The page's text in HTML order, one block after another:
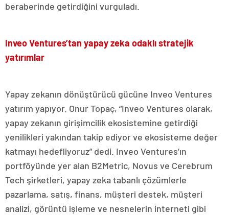
beraberinde getirdiğini vurguladı.
Inveo Ventures’tan yapay zeka odaklı stratejik
yatırımlar
Yapay zekanın dönüştürücü gücüne Inveo Ventures
yatırım yapıyor. Onur Topaç, “Inveo Ventures olarak,
yapay zekanın girişimcilik ekosistemine getirdiği
yenilikleri yakından takip ediyor ve ekosisteme değer
katmayı hedefliyoruz” dedi. Inveo Ventures’ın
portföyünde yer alan B2Metric, Novus ve Cerebrum
Tech şirketleri, yapay zeka tabanlı çözümlerle
pazarlama, satış, finans, müşteri destek, müşteri
analizi, görüntü işleme ve nesnelerin interneti gibi